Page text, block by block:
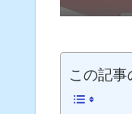
この記事